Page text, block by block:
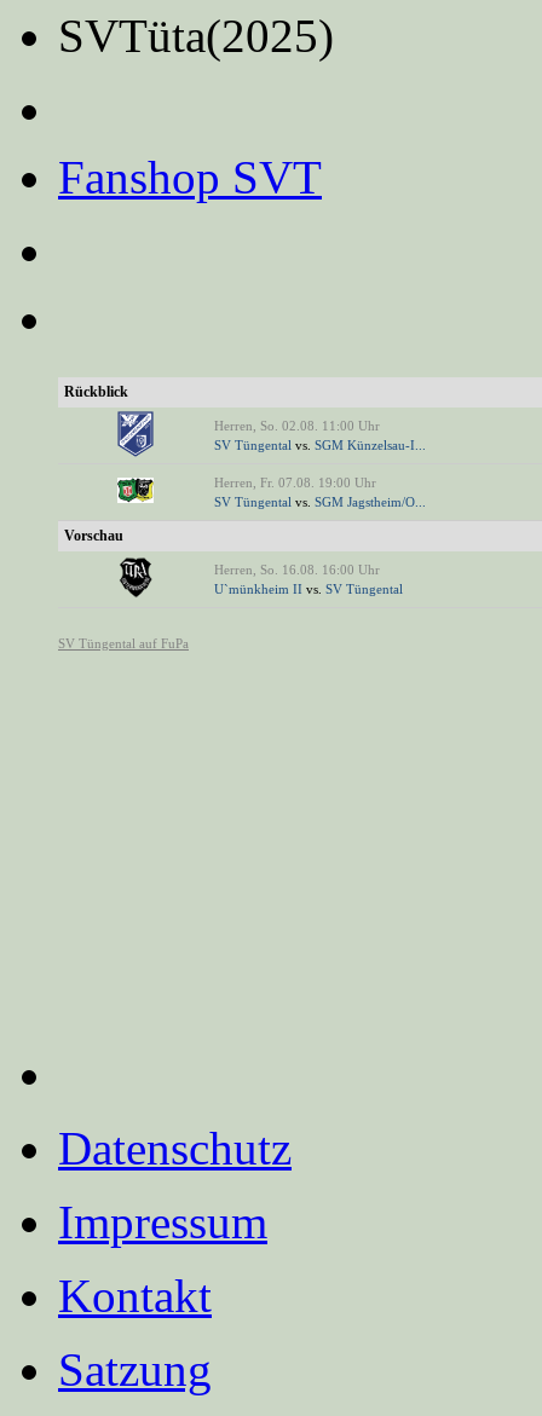
SVTüta(2025)
Fanshop SVT
Datenschutz
Impressum
Kontakt
Satzung